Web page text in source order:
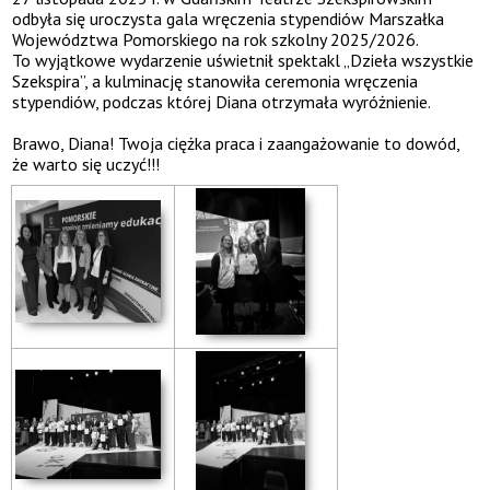
odbyła się uroczysta gala wręczenia stypendiów Marszałka
Województwa Pomorskiego na rok szkolny 2025/2026.
To wyjątkowe wydarzenie uświetnił spektakl „Dzieła wszystkie
Szekspira”, a kulminację stanowiła ceremonia wręczenia
stypendiów, podczas której Diana otrzymała wyróżnienie.
Brawo, Diana! Twoja ciężka praca i zaangażowanie to dowód,
że warto się uczyć!!!